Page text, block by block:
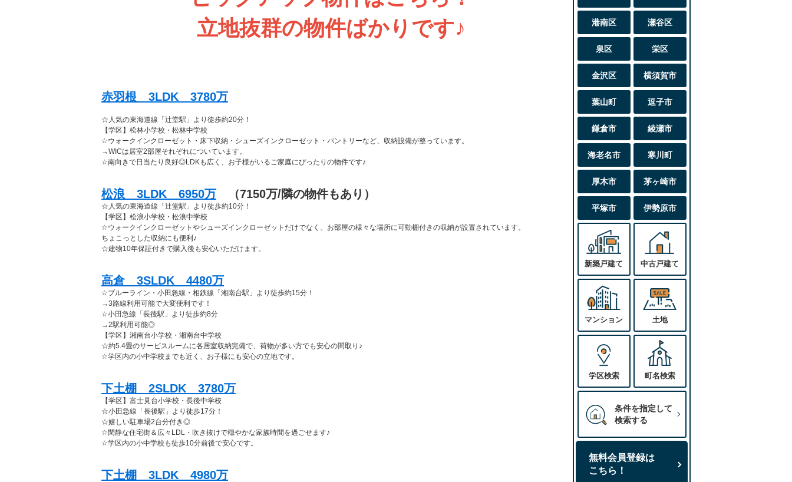
立地抜群の物件ばかりです♪
赤羽根 3LDK 3780万
☆人気の東海道線「辻堂駅」より徒歩約20分！
【学区】松林小学校・松林中学校
☆ウォークインクローゼット・床下収納・シューズインクローゼット・パントリーなど、収納設備が整っています。
→WICは居室2部屋それぞれについています。
☆南向きで日当たり良好◎LDKも広く、お子様がいるご家庭にぴったりの物件です♪
松浪 3LDK 6950万 （7150万/隣の物件もあり）
☆人気の東海道線「辻堂駅」より徒歩約10分！
【学区】松浪小学校・松浪中学校
☆ウォークインクローゼットやシューズインクローゼットだけでなく、お部屋の様々な場所に可動棚付きの収納が設置されています。
ちょこっとした収納にも便利♪
☆建物10年保証付きで購入後も安心いただけます。
高倉 3SLDK 4480万
☆ブルーライン・小田急線・相鉄線「湘南台駅」より徒歩約15分！
→3路線利用可能で大変便利です！
☆小田急線「長後駅」より徒歩約8分
→2駅利用可能◎
【学区】湘南台小学校・湘南台中学校
☆約5.4畳のサービスルームに各居室収納完備で、荷物が多い方でも安心の間取り♪
☆学区内の小中学校までも近く、お子様にも安心の立地です。
下土棚 2SLDK 3780万
【学区】富士見台小学校・長後中学校
☆小田急線「長後駅」より徒歩17分！
☆嬉しい駐車場2台分付き◎
☆閑静な住宅街＆広々LDL・吹き抜けで穏やかな家族時間を過ごせます♪
☆学区内の小中学校も徒歩10分前後で安心です。
下土棚 3LDK 4980万
港南区 瀬谷区
泉区 栄区
金沢区 横須賀市
葉山町 逗子市
鎌倉市 綾瀬市
海老名市 寒川町
厚木市 茅ヶ崎市
平塚市 伊勢原市
新築戸建て 中古戸建て
マンション 土地
学区検索 町名検索
条件を指定して
検索する
無料会員登録は
こちら！